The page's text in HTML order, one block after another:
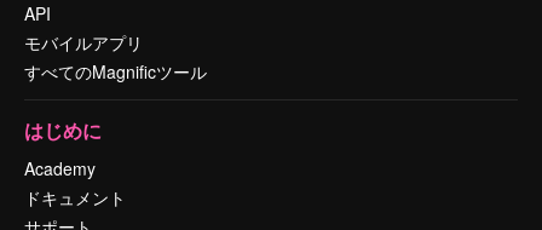
API
モバイルアプリ
すべてのMagnificツール
はじめに
Academy
ドキュメント